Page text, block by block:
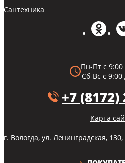
Сантехника
Пн-Пт с 9:00
Сб-Вс с 9:00
+7 (8172)
Карта
г. Вологда, ул. Ленинградская,